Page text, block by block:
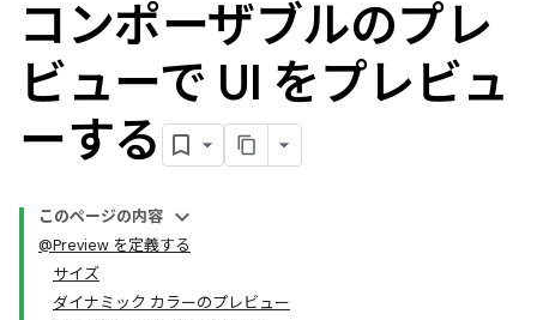
コンポーザブルのプレ
ビューで UI をプレビュ
ーする
このページの内容
@Preview を定義する
サイズ
ダイナミック カラーのプレビュー